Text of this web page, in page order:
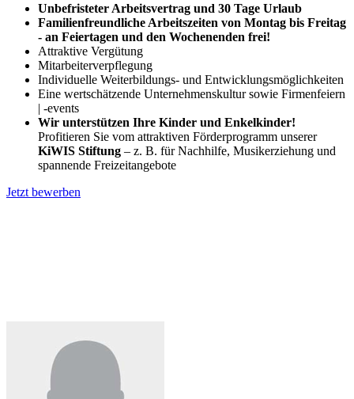
Unbefristeter Arbeitsvertrag und 30 Tage Urlaub
Familienfreundliche Arbeitszeiten von Montag bis Freitag
- an Feiertagen und den Wochenenden frei!
Attraktive Vergütung
Mitarbeiterverpflegung
Individuelle Weiterbildungs- und Entwicklungsmöglichkeiten
Eine wertschätzende Unternehmenskultur sowie Firmenfeiern
| -events
Wir unterstützen Ihre Kinder und Enkelkinder!
Profitieren Sie vom attraktiven Förderprogramm unserer
KiWIS Stiftung – z. B. für Nachhilfe, Musikerziehung und
spannende Freizeitangebote
Jetzt bewerben